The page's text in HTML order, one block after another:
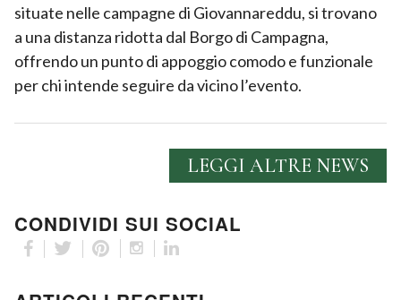
situate nelle campagne di Giovannareddu, si trovano
a una distanza ridotta dal Borgo di Campagna,
offrendo un punto di appoggio comodo e funzionale
per chi intende seguire da vicino l’evento.
LEGGI ALTRE NEWS
CONDIVIDI SUI SOCIAL